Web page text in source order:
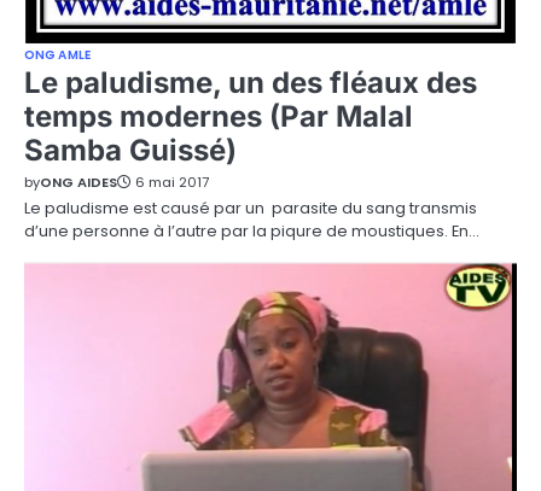
ONG AMLE
Le paludisme, un des fléaux des
temps modernes (Par Malal
Samba Guissé)
byONG AIDES 6 mai 2017
Le paludisme est causé par un parasite du sang transmis
d’une personne à l’autre par la piqure de moustiques. En…